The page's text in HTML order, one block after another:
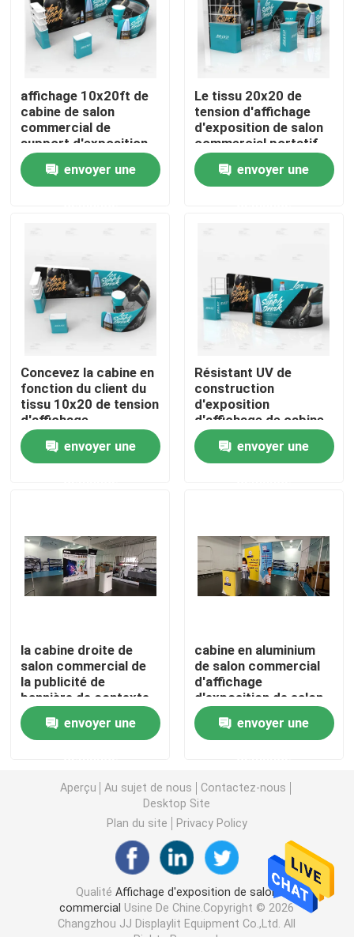
Aperçu
Produits
A propos de nous
Visite d'usine
Contrôle de la qualité
Contact
Affichage d'exposition de salon commercial
Sautez l'affichage d'exposition
Trade Show Hanging Banner
Caisson lumineux de SEG
Présentoir de voûte
Personnalisé épousant des contextes
affichage 10x20ft de
cabine de salon
commercial de
support d'exposition
de 3x6 M Aluminum
Alloy Tubeenvoyer une
Le tissu 20x20 de
tension d'affichage
d'exposition de salon
commercial portatif
tient la cabine
envoyer une
Concevez la cabine en
fonction du client du
tissu 10x20 de tension
d'affichage
d'exposition de salon
commercialenvoyer une
Résistant UV de
construction
d'exposition
d'affichage de cabine
rapide en aluminium de
salon commercial
envoyer une
la cabine droite de
salon commercial de
la publicité de
bannière de contexte
de courbe de 10ft
tirent vers le haut des
bannières
envoyer une
cabine en aluminium
de salon commercial
d'affichage
d'exposition de salon
commercial incurvée
par 30ft pour CES
envoyer une
Aperçu Au sujet de nous
Contactez-nous
Desktop Site
Plan du site
Privacy Policy
Qualité Affichage d'exposition de salon
commercial Usine De Chine.Copyright © 2026
Changzhou JJ Displaylit Equipment Co.,Ltd. All